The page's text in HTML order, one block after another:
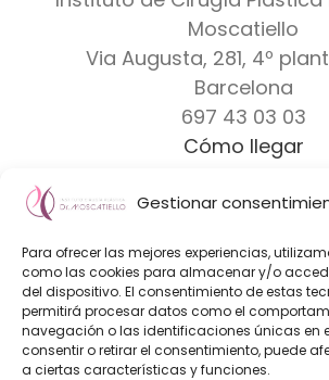
Gestionar
Para ofrecer las mejores experiencias,
como las cookies para almacenar y/o
del dispositivo. El consentimiento de estas
permitirá procesar datos como el
navegación o las identificaciones únicas en
consentir o retirar el consentimiento, puede
a ciertas características y funciones.
Moscatiello
Via Augusta, 281, 4º
Barcelona
697 43 03 03
Cómo llegar
Dr. Moscatiello
Diseño Web &
Innoverweb